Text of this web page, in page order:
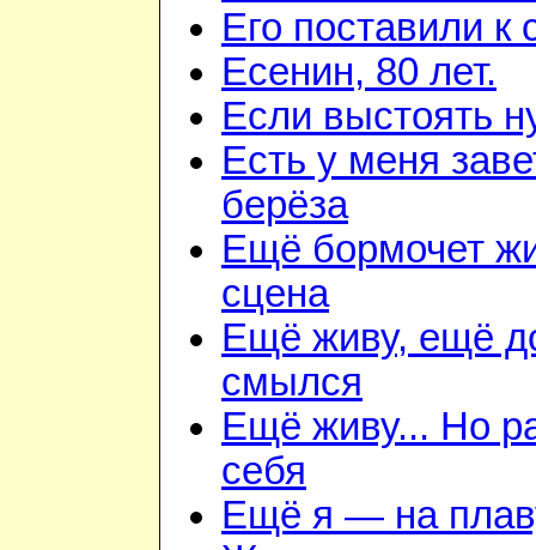
Его поставили к
Есенин, 80 лет.
Если выстоять
Есть у меня
берёза
Ещё бормочет
сцена
Ещё живу, ещё
смылся
Ещё живу... Но
себя
Ещё я — на